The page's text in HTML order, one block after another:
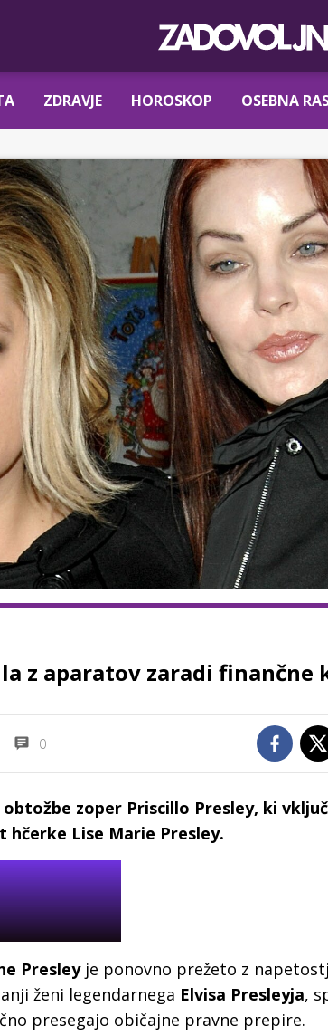
ZDRAVJE HOROSKOP OSEBNA
z aparatov zaradi finančne
0
zoper Priscillo Presley, ki
Lise Marie Presley.
Presleyje ponovno prežeto z
ženi legendarnega Elvisa Presleyja,
presegajo običajne pravne prepire.